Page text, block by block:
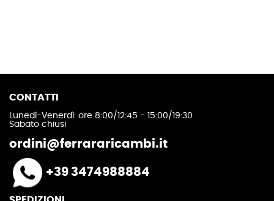
CONTATTI
Lunedì-Venerdì: ore 8:00/12:45 - 15:00/19:30
Sabato chiusi
ordini@ferrararicambi.it
+39 3474988884